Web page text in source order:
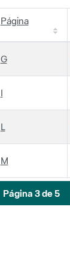
Página
G
I
L
M
Página 3 de 5